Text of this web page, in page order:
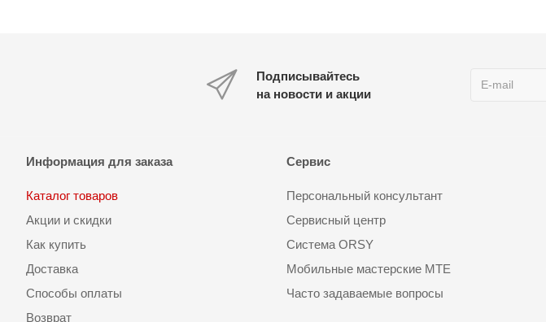
Подписывайтесь
на новости и акции
Информация для заказа
Каталог товаров
Акции и скидки
Как купить
Доставка
Способы оплаты
Возврат
Сервис
Персональный консультант
Сервисный центр
Система ORSY
Мобильные мастерские MTE
Часто задаваемые вопросы